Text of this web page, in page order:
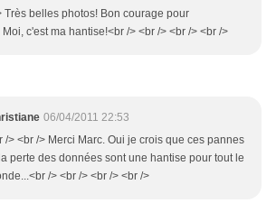
Très belles photos! Bon courage pour
Moi, c'est ma hantise!<br /> <br /> <br /> <br />
06/04/2011 22:53
/> <br /> Merci Marc. Oui je crois que ces pannes
perte des données sont une hantise pour tout le
/> <br /> <br /> <br />